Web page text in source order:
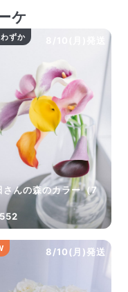
ケ
ずか
さんの森のカラー（7
8/10(月)発送